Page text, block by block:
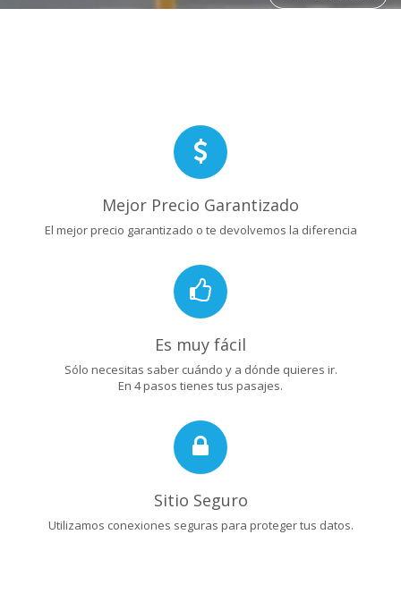
Mejor Precio Garantizado
El mejor precio garantizado o te devolvemos la diferencia
Es muy fácil
Sólo necesitas saber cuándo y a dónde quieres ir.
En 4 pasos tienes tus pasajes.
Sitio Seguro
Utilizamos conexiones seguras para proteger tus datos.